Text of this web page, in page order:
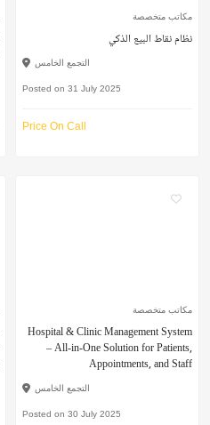
مكاتب متخصصة
نظام نقاط البيع الذكي
التجمع الخامس
Posted on 31 July 2025
Price On Call
مكاتب متخصصة
Hospital & Clinic Management System
– All-in-One Solution for Patients,
Appointments, and Staff
التجمع الخامس
Posted on 30 July 2025